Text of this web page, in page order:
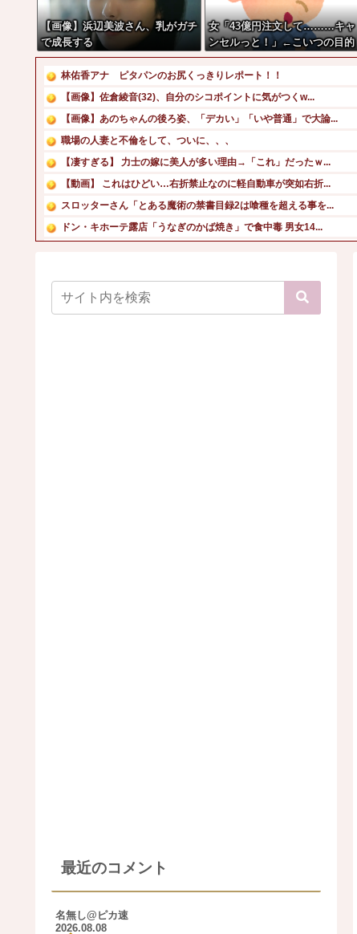
【画像】浜辺美波さん、乳がガチ
で成長する
女「43億円注文して………キャ
ンセルっと！」←こいつの目的
林佑香アナ ピタパンのお尻くっきりレポート！！
【画像】佐倉綾音(32)、自分のシコポイントに気がつくw...
【画像】あのちゃんの後ろ姿、「デカい」「いや普通」で大論...
職場の人妻と不倫をして、ついに、、、
【凄すぎる】 力士の嫁に美人が多い理由→「これ」だったｗ...
【動画】 これはひどい…右折禁止なのに軽自動車が突如右折...
スロッターさん「とある魔術の禁書目録2は喰種を超える事を...
ドン・キホーテ露店「うなぎのかば焼き」で食中毒 男女14...
【画像】美女集団、海でえちえちポーズパシャりｗ
【画像】靴屋の女子店員さん、お尻の割れ目ががっつり出てし...
最近のコメント
名無し@ピカ速
2026.08.08